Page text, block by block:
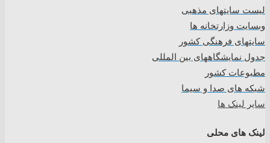
لیست سایتهای مذهبی
وبسایت وزارتخانه ها
سایتهای فرهنگی کشور
جدول نمایشگاههای بین المللی
مطبوعات کشور
شبکه های صدا و سیما
سایر لینک ها
لینک های محلی